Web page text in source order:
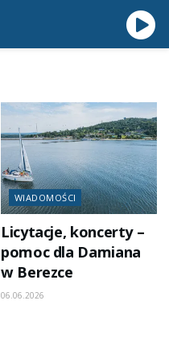
WIADOMOŚCI
Licytacje, koncerty –
pomoc dla Damiana
w Berezce
06.06.2026